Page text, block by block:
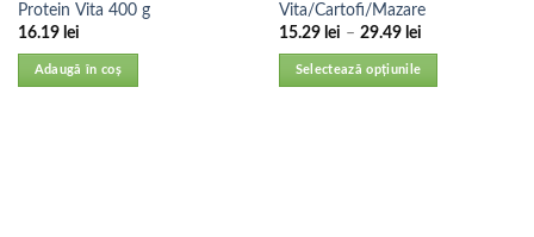
Protein Vita 400 g
16.19 lei
Adaugă în coș
Vita/Cartofi/Mazare
15.29 lei – 29.49 lei
Selectează opțiunile